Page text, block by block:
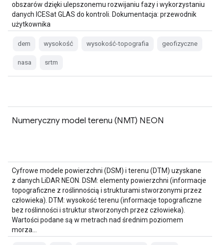
obszarów dzięki ulepszonemu rozwijaniu fazy i wykorzystaniu
danych ICESat GLAS do kontroli. Dokumentacja: przewodnik
użytkownika
dem wysokość wysokość-topografia geofizyczne
nasa srtm
Numeryczny model terenu (NMT) NEON
Cyfrowe modele powierzchni (DSM) i terenu (DTM) uzyskane
z danych LiDAR NEON. DSM: elementy powierzchni (informacje
topograficzne z roślinnością i strukturami stworzonymi przez
człowieka). DTM: wysokość terenu (informacje topograficzne
bez roślinności i struktur stworzonych przez człowieka).
Wartości podane są w metrach nad średnim poziomem
morza…